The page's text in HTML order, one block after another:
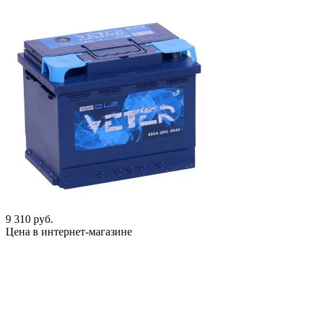
9 310 руб.
Цена в интернет-магазине